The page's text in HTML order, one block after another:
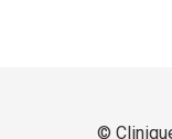
©